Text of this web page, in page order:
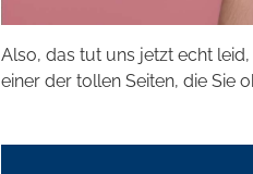
Also, das tut uns jetzt echt
einer der tollen Seiten, die Sie